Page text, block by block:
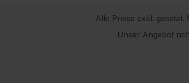
Alle Preise exkl.
Unser Angebot